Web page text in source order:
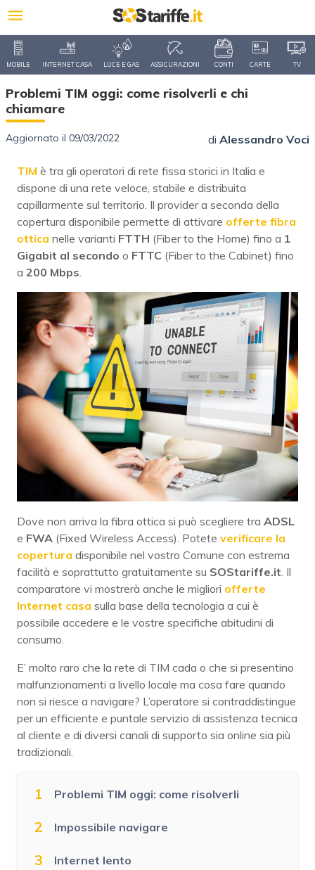
MOBILE INTERNET CASA LUCE E GAS ASSICURAZIONI CONTI CARTE TV
Problemi TIM oggi: come risolverli e chi
chiamare
Aggiornato il 09/03/2022 di Alessandro Voci
TIM è tra gli operatori di rete fissa storici in Italia e
dispone di una rete veloce, stabile e distribuita
capillarmente sul territorio. Il provider a seconda della
copertura disponibile permette di attivare offerte fibra
ottica nelle varianti FTTH (Fiber to the Home) fino a 1
Gigabit al secondo o FTTC (Fiber to the Cabinet) fino
a 200 Mbps.
Dove non arriva la fibra ottica si può scegliere tra ADSL
e FWA (Fixed Wireless Access). Potete verificare la
copertura disponibile nel vostro Comune con estrema
facilità e soprattutto gratuitamente su SOStariffe.it. Il
comparatore vi mostrerà anche le migliori offerte
Internet casa sulla base della tecnologia a cui è
possibile accedere e le vostre specifiche abitudini di
consumo.
E’ molto raro che la rete di TIM cada o che si presentino
malfunzionamenti a livello locale ma cosa fare quando
non si riesce a navigare? L’operatore si contraddistingue
per un efficiente e puntale servizio di assistenza tecnica
al cliente e di diversi canali di supporto sia online sia più
tradizionali.
1 Problemi TIM oggi: come risolverli
2 Impossibile navigare
3 Internet lento